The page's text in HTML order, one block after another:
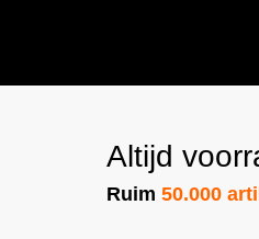
Altijd
Ruim50.000